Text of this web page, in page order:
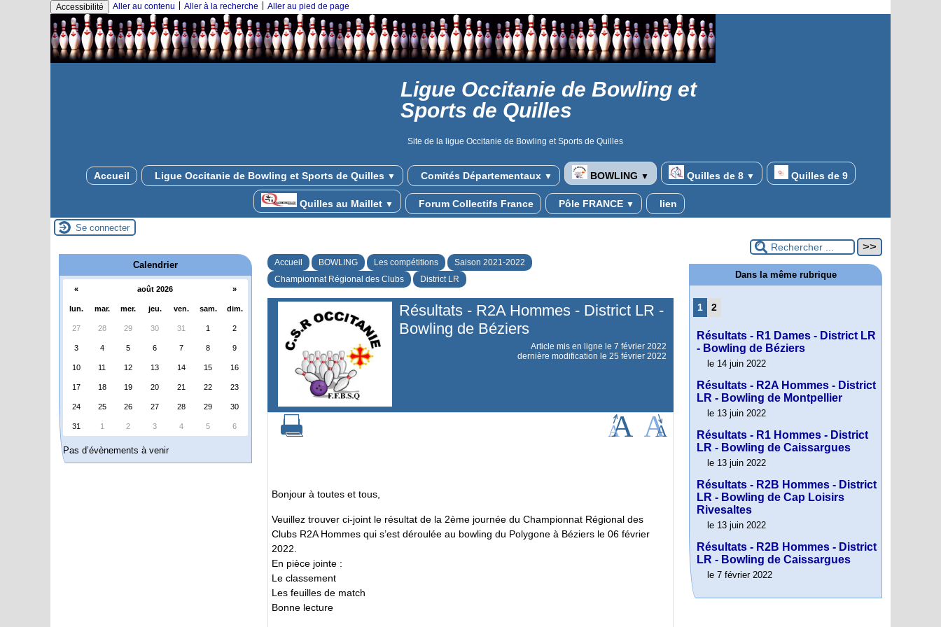
Accessibilité Aller au contenu Aller à la recherche Aller au pied de page
Ligue Occitanie de Bowling et
Sports de Quilles
Site de la ligue Occitanie de Bowling et Sports de Quilles
Accueil Ligue Occitanie de Bowling et Sports de Quilles ▼ Comités Départementaux ▼ BOWLING ▼ Quilles de 8 ▼ Quilles de 9
Quilles au Maillet ▼ Forum Collectifs France Pôle FRANCE ▼ lien
Se connecter
Accueil BOWLING Les compétitions
Saison 2021-2022
Championnat Régional des Clubs
District LR
Résultats - R2A Hommes - District LR -
Bowling de Béziers
Article mis en ligne le 7 février 2022
dernière modification le 25 février 2022
Bonjour à toutes et tous,
Veuillez trouver ci-joint le résultat de la 2ème journée du Championnat Régional des
Clubs R2A Hommes qui s’est déroulée au bowling du Polygone à Béziers le 06 février
2022.
En pièce jointe :
Le classement
Les feuilles de match
Bonne lecture
Calendrier
« août 2026 »
lun. mar. mer. jeu. ven. sam. dim.
27 28 29 30 31 1 2
3 4 5 6 7 8 9
10 11 12 13 14 15 16
17 18 19 20 21 22 23
24 25 26 27 28 29 30
31 1 2 3 4 5 6
Pas d’évènements à venir
Dans la même rubrique
1 2
Résultats - R1 Dames - District LR
- Bowling de Béziers
le 14 juin 2022
Résultats - R2A Hommes - District
LR - Bowling de Montpellier
le 13 juin 2022
Résultats - R1 Hommes - District
LR - Bowling de Caissargues
le 13 juin 2022
Résultats - R2B Hommes - District
LR - Bowling de Cap Loisirs
Rivesaltes
le 13 juin 2022
Résultats - R2B Hommes - District
LR - Bowling de Caissargues
le 7 février 2022